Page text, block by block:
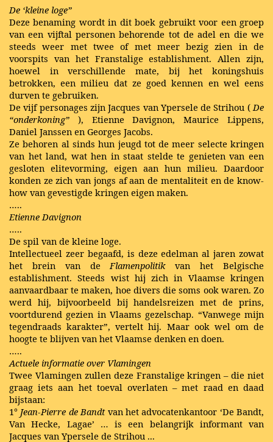
De ‘kleine loge”
Deze benaming wordt in dit boek gebruikt voor een groep
van een vijftal personen behorende tot de adel en die we
steeds weer met twee of met meer bezig zien in de
voorspits van het Franstalige establishment. Allen zijn,
hoewel in verschillende mate, bij het koningshuis
betrokken, een milieu dat ze goed kennen en wel eens
durven te gebruiken.
De vijf personages zijn Jacques van Ypersele de Strihou ( De
“onderkoning”
), Etienne Davignon, Maurice Lippens,
Daniel Janssen en Georges Jacobs.
Ze behoren al sinds hun jeugd tot de meer selecte kringen
van het land, wat hen in staat stelde te genieten van een
gesloten elitevorming, eigen aan hun milieu. Daardoor
konden ze zich van jongs af aan de mentaliteit en de know-
how van gevestigde kringen eigen maken.
…..
Etienne Davignon
…..
De spil van de kleine loge.
Intellectueel zeer begaafd, is deze edelman al jaren zowat
het brein van deFlamenpolitik
van het Belgische
establishment. Steeds wist hij zich in Vlaamse kringen
aanvaardbaar te maken, hoe divers die soms ook waren. Zo
werd hij, bijvoorbeeld bij handelsreizen met de prins,
voortdurend gezien in Vlaams gezelschap. “Vanwege mijn
tegendraads karakter”, vertelt hij. Maar ook wel om de
hoogte te blijven van het Vlaamse denken en doen.
…..
Actuele informatie over Vlamingen
Twee Vlamingen zullen deze Franstalige kringen – die niet
graag iets aan het toeval overlaten – met raad en daad
bijstaan:
1° Jean-Pierre de Bandt van het advocatenkantoor ‘De Bandt,
Van Hecke, Lagae’ … is een belangrijk informant van
Jacques van Ypersele de Strihou ...